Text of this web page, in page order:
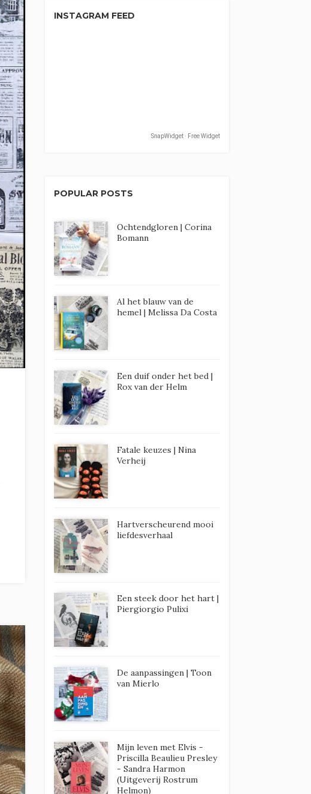
INSTAGRAM FEED
SnapWidget · Free Widget
POPULAR POSTS
Ochtendgloren | Corina
Bomann
Al het blauw van de
hemel | Melissa Da Costa
Een duif onder het bed |
Rox van der Helm
Fatale keuzes | Nina
Verheij
Hartverscheurend mooi
liefdesverhaal
Een steek door het hart |
Piergiorgio Pulixi
De aanpassingen | Toon
van Mierlo
Mijn leven met Elvis -
Priscilla Beaulieu Presley
- Sandra Harmon
(Uitgeverij Rostrum
Helmon)